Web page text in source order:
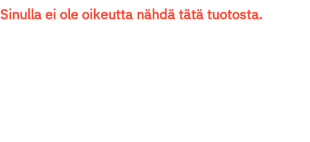
Sinulla ei ole oikeutta nähdä tätä tuotosta.